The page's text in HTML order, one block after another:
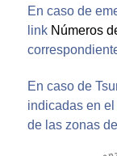
En caso de
link Números
En caso de
indicadas en
de las zonas